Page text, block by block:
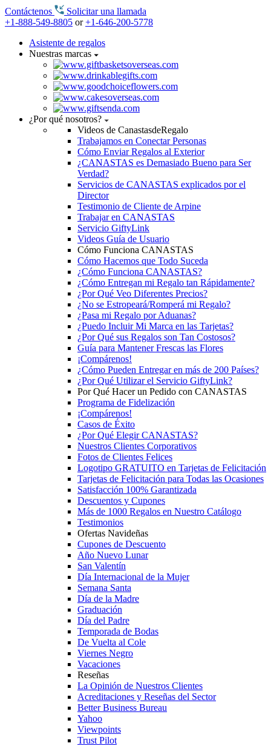
Contáctenos
Solicitar una llamada
+1-888-549-8805 or+1-646-200-5778
Asistente de regalos
Nuestras marcas
¿Por qué nosotros?
Videos de CanastasdeRegalo
Trabajamos en Conectar Personas
Cómo Enviar Regalos al Exterior
¿CANASTAS es Demasiado Bueno para Ser
Verdad?
Servicios de CANASTAS explicados por el
Director
Testimonio de Cliente de Arpine
Trabajar en CANASTAS
Servicio GiftyLink
Videos Guía de Usuario
Cómo Funciona CANASTAS
Cómo Hacemos que Todo Suceda
¿Cómo Funciona CANASTAS?
¿Cómo Entregan mi Regalo tan Rápidamente?
¿Por Qué Veo Diferentes Precios?
¿No se Estropeará/Romperá mi Regalo?
¿Pasa mi Regalo por Aduanas?
¿Puedo Incluir Mi Marca en las Tarjetas?
¿Por Qué sus Regalos son Tan Costosos?
Guía para Mantener Frescas las Flores
¡Compárenos!
¿Cómo Pueden Entregar en más de 200 Países?
¿Por Qué Utilizar el Servicio GiftyLink?
Por Qué Hacer un Pedido con CANASTAS
Programa de Fidelización
¡Compárenos!
Casos de Éxito
¿Por Qué Elegir CANASTAS?
Nuestros Clientes Corporativos
Fotos de Clientes Felices
Logotipo GRATUITO en Tarjetas de Felicitación
Tarjetas de Felicitación para Todas las Ocasiones
Satisfacción 100% Garantizada
Descuentos y Cupones
Más de 1000 Regalos en Nuestro Catálogo
Testimonios
Ofertas Navideñas
Cupones de Descuento
Año Nuevo Lunar
San Valentín
Día Internacional de la Mujer
Semana Santa
Día de la Madre
Graduación
Día del Padre
Temporada de Bodas
De Vuelta al Cole
Viernes Negro
Vacaciones
Reseñas
La Opinión de Nuestros Clientes
Acreditaciones y Reseñas del Sector
Better Business Bureau
Yahoo
Viewpoints
Trust Pilot